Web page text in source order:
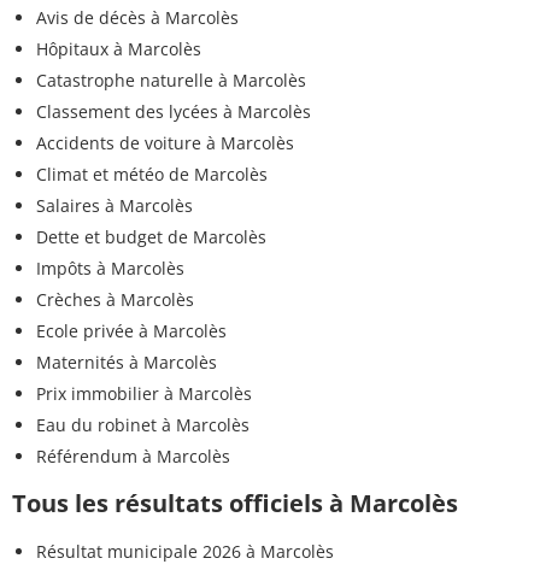
Avis de décès à Marcolès
Hôpitaux à Marcolès
Catastrophe naturelle à Marcolès
Classement des lycées à Marcolès
Accidents de voiture à Marcolès
Climat et météo de Marcolès
Salaires à Marcolès
Dette et budget de Marcolès
Impôts à Marcolès
Crèches à Marcolès
Ecole privée à Marcolès
Maternités à Marcolès
Prix immobilier à Marcolès
Eau du robinet à Marcolès
Référendum à Marcolès
Tous les résultats officiels à Marcolès
Résultat municipale 2026 à Marcolès